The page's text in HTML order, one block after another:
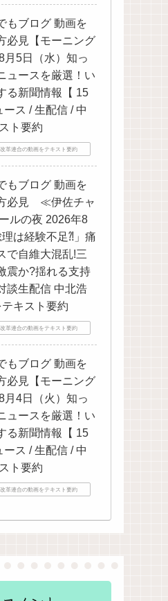
もブログ 動画を
必見【モーニング
月5日（水）知っ
ュースを厳選！い
る新聞情報【 15
ス / 生配信 / 中
ト要約
革連合の動画をテキスト要約
もブログ 動画を
必見 ≪伊佐チャ
ルの夜 2026年8
は経験不足⁈」痛
で自維大混乱!三
震か?揺れる支持
談生配信 中北浩
キスト要約
革連合の動画をテキスト要約
もブログ 動画を
必見【モーニング
月4日（火）知っ
ュースを厳選！い
る新聞情報【 15
ス / 生配信 / 中
ト要約
革連合の動画をテキスト要約